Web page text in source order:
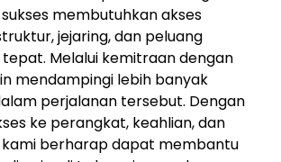
membutuhkan akses
jejaring, dan peluang
Melalui kemitraan dengan
mendampingi lebih banyak
perjalanan tersebut. Dengan
ke perangkat, keahlian, dan
kami berharap dapat membantu